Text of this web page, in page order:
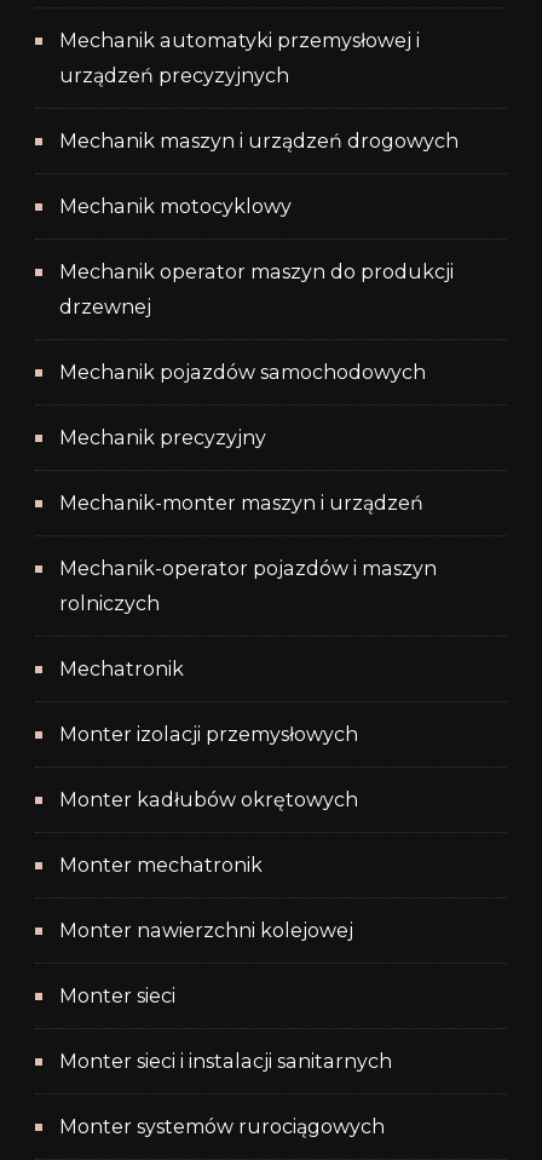
Mechanik automatyki przemysłowej i
urządzeń precyzyjnych
Mechanik maszyn i urządzeń drogowych
Mechanik motocyklowy
Mechanik operator maszyn do produkcji
drzewnej
Mechanik pojazdów samochodowych
Mechanik precyzyjny
Mechanik-monter maszyn i urządzeń
Mechanik-operator pojazdów i maszyn
rolniczych
Mechatronik
Monter izolacji przemysłowych
Monter kadłubów okrętowych
Monter mechatronik
Monter nawierzchni kolejowej
Monter sieci
Monter sieci i instalacji sanitarnych
Monter systemów rurociągowych